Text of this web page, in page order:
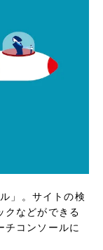
」。サイトの検
クなどができる
コンソールに